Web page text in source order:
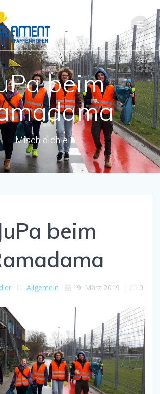
beim
Misch dich ein!
beim
Allgemein 19. März 2019 | 0